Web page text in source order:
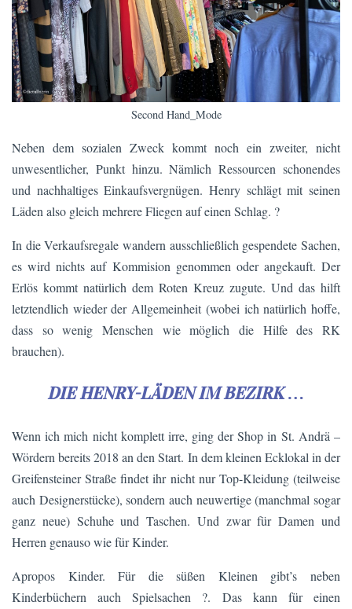
Second Hand_Mode
Neben dem sozialen Zweck kommt noch ein zweiter, nicht
unwesentlicher, Punkt hinzu. Nämlich Ressourcen schonendes
und nachhaltiges Einkaufsvergnügen. Henry schlägt mit seinen
Läden also gleich mehrere Fliegen auf einen Schlag. ?
In die Verkaufsregale wandern ausschließlich gespendete Sachen,
es wird nichts auf Kommision genommen oder angekauft. Der
Erlös kommt natürlich dem Roten Kreuz zugute. Und das hilft
letztendlich wieder der Allgemeinheit (wobei ich natürlich hoffe,
dass so wenig Menschen wie möglich die Hilfe des RK
brauchen).
DIE HENRY-LÄDEN IM BEZIRK …
Wenn ich mich nicht komplett irre, ging der Shop in St. Andrä –
Wördern bereits 2018 an den Start. In dem kleinen Ecklokal in der
Greifensteiner Straße findet ihr nicht nur Top-Kleidung (teilweise
auch Designerstücke), sondern auch neuwertige (manchmal sogar
ganz neue) Schuhe und Taschen. Und zwar für Damen und
Herren genauso wie für Kinder.
Apropos Kinder. Für die süßen Kleinen gibt’s neben
Kinderbüchern auch Spielsachen ?. Das kann für einen